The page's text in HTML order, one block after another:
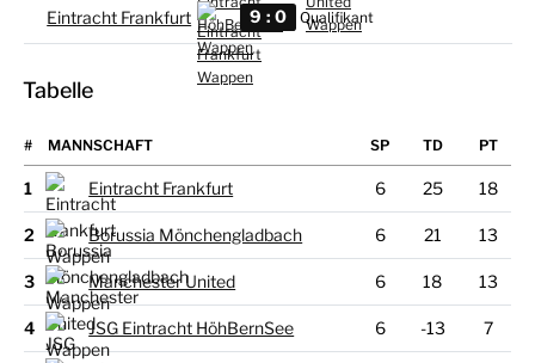
Eintracht Frankfurt 9 : 0 Qualifikant
Tabelle
# MANNSCHAFT
1 Eintracht Frankfurt 6 25 18
2 Borussia Mönchengladbach 6 21 13
3 Manchester United 6 18 13
4 JSG Eintracht HöhBernSee 6 -13 7